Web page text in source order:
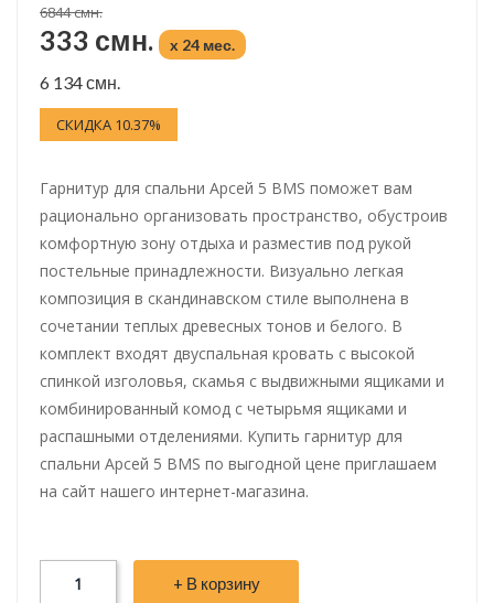
6844 смн.
333 смн. x 24 мес.
6 134 смн.
СКИДКА 10.37%
Гарнитур для спальни Арсей 5 BMS поможет вам
рационально организовать пространство, обустроив
комфортную зону отдыха и разместив под рукой
постельные принадлежности. Визуально легкая
композиция в скандинавском стиле выполнена в
сочетании теплых древесных тонов и белого. В
комплект входят двуспальная кровать с высокой
спинкой изголовья, скамья с выдвижными ящиками и
комбинированный комод с четырьмя ящиками и
распашными отделениями. Купить гарнитур для
спальни Арсей 5 BMS по выгодной цене приглашаем
на сайт нашего интернет-магазина.
+ В корзину